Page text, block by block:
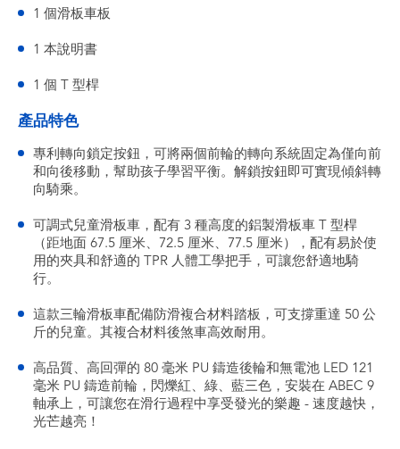
1 個滑板車板
1 本說明書
1 個 T 型桿
產品特色
專利轉向鎖定按鈕，可將兩個前輪的轉向系統固定為僅向前
和向後移動，幫助孩子學習平衡。解鎖按鈕即可實現傾斜轉
向騎乘。
可調式兒童滑板車，配有 3 種高度的鋁製滑板車 T 型桿
（距地面 67.5 厘米、72.5 厘米、77.5 厘米），配有易於使
用的夾具和舒適的 TPR 人體工學把手，可讓您舒適地騎
行。
這款三輪滑板車配備防滑複合材料踏板，可支撐重達 50 公
斤的兒童。其複合材料後煞車高效耐用。
高品質、高回彈的 80 毫米 PU 鑄造後輪和無電池 LED 121
毫米 PU 鑄造前輪，閃爍紅、綠、藍三色，安裝在 ABEC 9
軸承上，可讓您在滑行過程中享受發光的樂趣 - 速度越快，
光芒越亮！